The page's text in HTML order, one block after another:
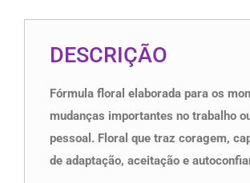
DESCRIÇÃO
Fórmula floral elaborada para os
mudanças importantes no trabalho
pessoal. Floral que traz coragem,
de adaptação, aceitação e